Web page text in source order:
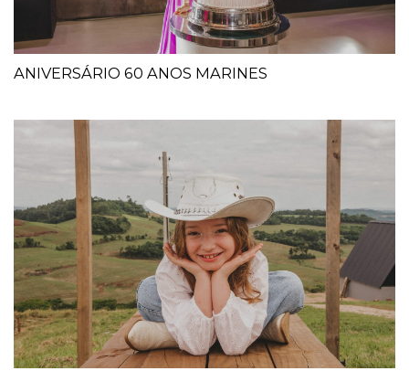
ANIVERSÁRIO 60 ANOS MARINES